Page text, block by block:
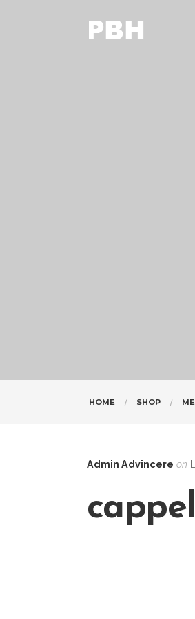
HOME SHOP
Admin Advincere on